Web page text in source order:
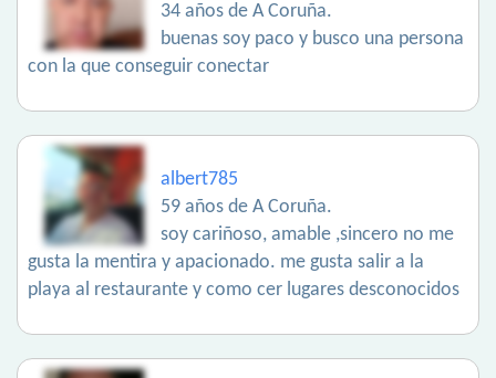
34 años de A Coruña.
buenas soy paco y busco una persona
con la que conseguir conectar
albert785
59 años de A Coruña.
soy cariñoso, amable ,sincero no me
gusta la mentira y apacionado. me gusta salir a la
playa al restaurante y como cer lugares desconocidos